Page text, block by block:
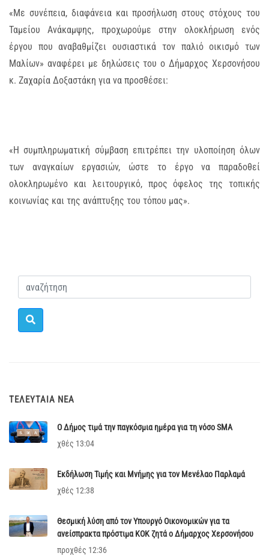
«Με συνέπεια, διαφάνεια και προσήλωση στους στόχους του
Ταμείου Ανάκαμψης, προχωρούμε στην ολοκλήρωση ενός
έργου που αναβαθμίζει ουσιαστικά τον παλιό οικισμό των
Μαλίων» αναφέρει με δηλώσεις του ο Δήμαρχος Χερσονήσου
κ. Ζαχαρία Δοξαστάκη για να προσθέσει:
«Η συμπληρωματική σύμβαση επιτρέπει την υλοποίηση όλων
των αναγκαίων εργασιών, ώστε το έργο να παραδοθεί
ολοκληρωμένο και λειτουργικό, προς όφελος της τοπικής
κοινωνίας και της ανάπτυξης του τόπου μας».
ΤΕΛΕΥΤΑΊΑ ΝΈΑ
Ο Δήμος τιμά την παγκόσμια ημέρα για τη νόσο SMA
χθές 13:04
Εκδήλωση Τιμής και Μνήμης για τον Μενέλαο Παρλαμά
χθές 12:38
Θεσμική λύση από τον Υπουργό Οικονομικών για τα
ανείσπρακτα πρόστιμα ΚΟΚ ζητά ο Δήμαρχος Χερσονήσου
προχθές 12:36